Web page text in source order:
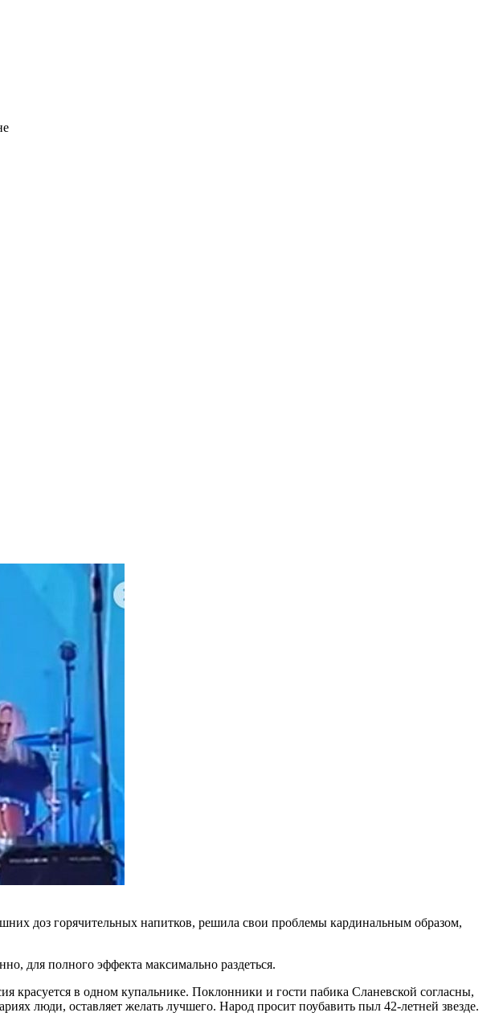
доз горячительных напитков, решила свои проблемы кардинальным образом,
для полного эффекта максимально раздеться.
красуется в одном купальнике. Поклонники и гости пабика Сланевской согласны,
люди, оставляет желать лучшего. Народ просит поубавить пыл 42-летней звезде.